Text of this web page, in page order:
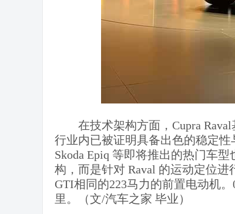
在技术架构方面，Cupra
行业内已被证明具备出色的稳定性
Skoda Epiq 等即将推出的热门车
构，而是针对 Raval 的运动定位进
GTI相同的223马力的前置电动机
里。（文/汽车之家 毕业）